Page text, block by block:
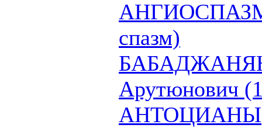
АНГИОСПАЗМ
спазм)
Арутюнович
АНТОЦИАНЫ